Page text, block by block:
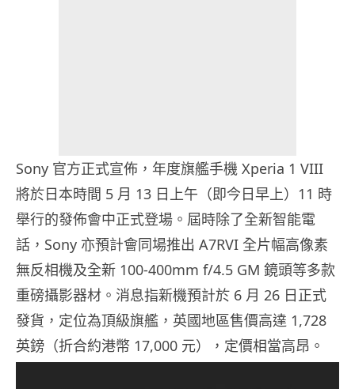
Sony 官方正式宣佈，年度旗艦手機 Xperia 1 VIII
將於日本時間 5 月 13 日上午（即今日早上）11 時
舉行的發佈會中正式登場。屆時除了全新智能電
話，Sony 亦預計會同場推出 A7RVI 全片幅高像素
無反相機及全新 100-400mm f/4.5 GM 鏡頭等多款
重磅攝影器材。消息指新機預計於 6 月 26 日正式
發貨，定位為頂級旗艦，英國地區售價高達 1,728
英鎊（折合約港幣 17,000 元），定價相當高昂。